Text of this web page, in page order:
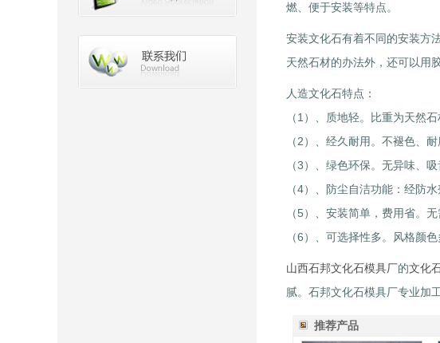
燃、便于安装等特点。
安装文化石有着不同的安装方
天然石材的办法外，还可以用
人造文化石特点：
（1）、质地轻。比重为天然
（2）、经久耐用。不褪色、
（3）、绿色环保。无异味、
（4）、防尘自洁功能：经防
（5）、安装简单，费用省。
（6）、可选择性多。风格颜
山西石邦文化石模具厂的文化
腻。石邦文化石模具厂专业加
推荐产品